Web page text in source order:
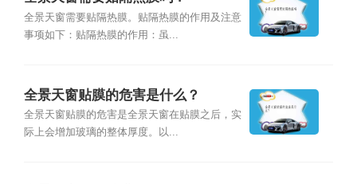
全景天窗需要贴隔热膜。贴隔热膜的作用及注意
事项如下：贴隔热膜的作用：虽...
全景天窗贴膜的危害是什么？
全景天窗贴膜的危害是全景天窗在贴膜之后，实
际上会增加玻璃的整体厚度。以...